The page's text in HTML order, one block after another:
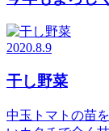
2020.8.9
干し野菜
中玉トマトの苗